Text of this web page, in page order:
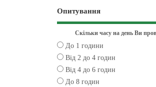
Опитування
Скільки часу на день Ви
До 1 години
Від 2 до 4 годин
Від 4 до 6 годин
До 8 годин